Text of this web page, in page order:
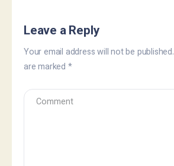
Leave a Reply
Your email address will not be published.
are marked *